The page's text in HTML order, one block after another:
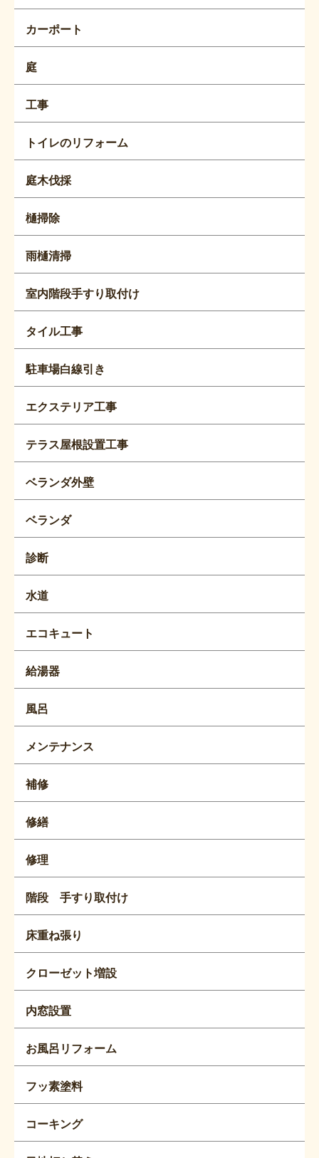
カーポート
庭
工事
トイレのリフォーム
庭木伐採
樋掃除
雨樋清掃
室内階段手すり取付け
タイル工事
駐車場白線引き
エクステリア工事
テラス屋根設置工事
ベランダ外壁
ベランダ
診断
水道
エコキュート
給湯器
風呂
メンテナンス
補修
修繕
修理
階段 手すり取付け
床重ね張り
クローゼット増設
内窓設置
お風呂リフォーム
フッ素塗料
コーキング